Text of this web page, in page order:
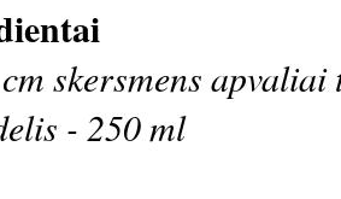
skersmens
- 250 ml